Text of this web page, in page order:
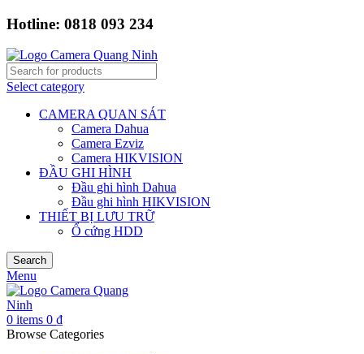
Hotline: 0818 093 234
Select category
CAMERA QUAN SÁT
Camera Dahua
Camera Ezviz
Camera HIKVISION
ĐẦU GHI HÌNH
Đầu ghi hình Dahua
Đầu ghi hình HIKVISION
THIẾT BỊ LƯU TRỮ
Ổ cứng HDD
Search
Menu
0 items 0 ₫
Browse Categories